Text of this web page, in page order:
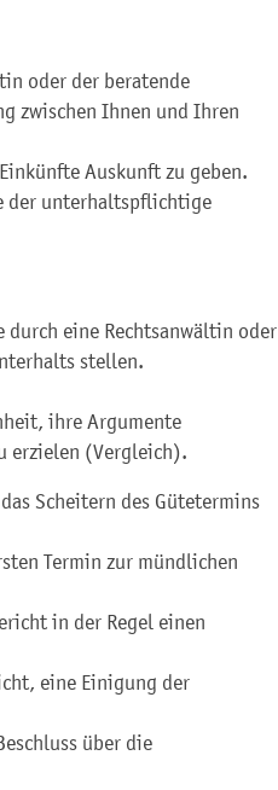
oder der beratende
zwischen Ihnen und Ihren
Auskunft zu geben.
der unterhaltspflichtige
eine Rechtsanwältin oder
stellen.
ihre Argumente
erzielen (Vergleich).
Scheitern des Gütetermins
Termin zur mündlichen
in der Regel einen
eine Einigung der
über die